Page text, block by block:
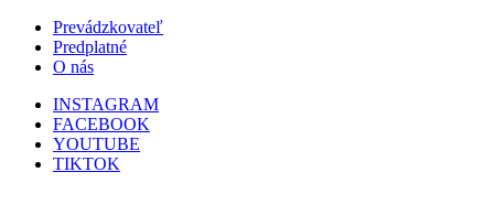
Prevádzkovateľ
Predplatné
O nás
INSTAGRAM
FACEBOOK
YOUTUBE
TIKTOK